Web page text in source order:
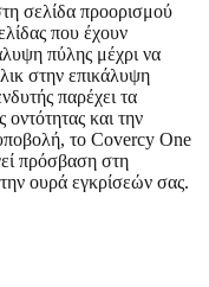
σελίδα προορισμού
που έχουν
πύλης μέχρι να
στην επικάλυψη
παρέχει τα
οντότητας και την
το Covercy One
πρόσβαση στη
ουρά εγκρίσεών σας.